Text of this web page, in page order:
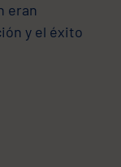
eran
y el éxito